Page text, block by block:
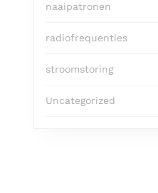
naaipatronen
radiofrequenties
stroomstoring
Uncategorized